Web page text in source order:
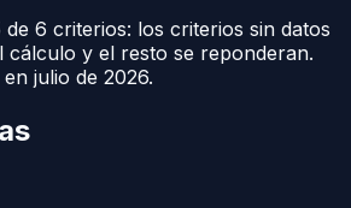
de 6 criterios: los criterios sin datos
cálculo y el resto se reponderan.
en julio de 2026.